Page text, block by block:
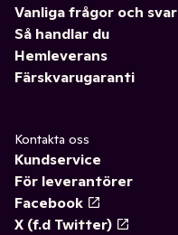
Vanliga frågor och svar
Så handlar du
Hemleverans
Färskvarugaranti
Kontakta oss
Kundservice
För leverantörer
Facebook
X (f.d Twitter)